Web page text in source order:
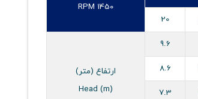
RPM 1450
20
9.6
ارتفاع (متر)
Head (m)
8.6
7.3